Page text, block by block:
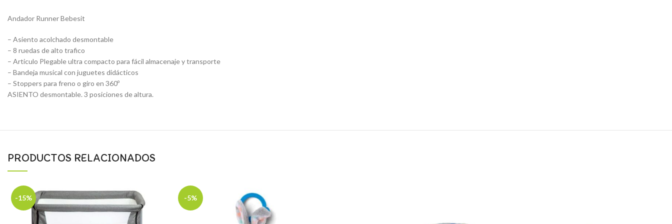
Andador Runner Bebesit
– Asiento acolchado desmontable
– 8 ruedas de alto trafico
– Articulo Plegable ultra compacto para fácil almacenaje y transporte
– Bandeja musical con juguetes didácticos
– Stoppers para freno o giro en 360º
ASIENTO desmontable. 3 posiciones de altura.
PRODUCTOS RELACIONADOS
-15% -5%